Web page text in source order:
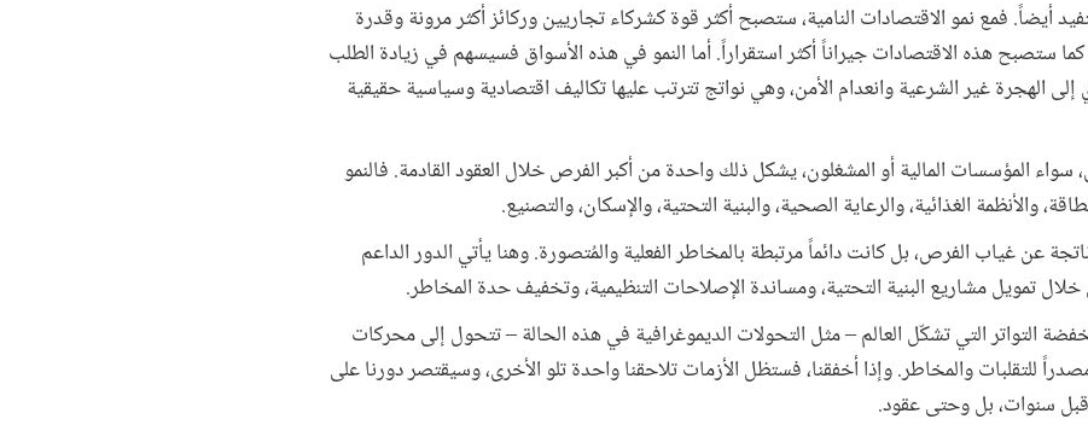
أيضاً. فمع نمو الاقتصادات النامية، ستصبح أكثر قوة كشركاء تجاريين وركائز أكثر مرونة وقدرة
ستصبح هذه الاقتصادات جيراناً أكثر استقراراً. أما النمو في هذه الأسواق فسيسهم في زيادة الطلب
الهجرة غير الشرعية وانعدام الأمن، وهي نواتج تترتب عليها تكاليف اقتصادية وسياسية حقيقية
المؤسسات المالية أو المشغلون، يشكل ذلك واحدة من أكبر الفرص خلال العقود القادمة. فالنمو
والأنظمة الغذائية، والرعاية الصحية، والبنية التحتية، والإسكان، والتصنيع.
عن غياب الفرص، بل كانت دائماً مرتبطة بالمخاطر الفعلية والمُتصورة. وهنا يأتي الدور الداعم
تمويل مشاريع البنية التحتية، ومساندة الإصلاحات التنظيمية، وتخفيف حدة المخاطر.
التواتر التي تشكّل العالم – مثل التحولات الديموغرافية في هذه الحالة – تتحول إلى محركات
للتقلبات والمخاطر. وإذا أخفقنا، فستظل الأزمات تلاحقنا واحدة تلو الأخرى، وسيقتصر دورنا على
قبل سنوات، بل وحتى عقود.